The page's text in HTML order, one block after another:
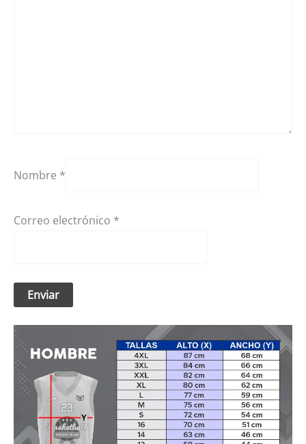
Nombre *
Correo electrónico *